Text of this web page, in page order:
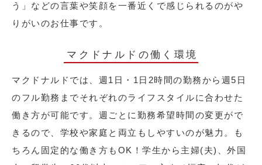
う」などの言葉や笑顔を一番近くで感じられるのがや
りがいのお仕事です。
マクドナルドの働く環境
マクドナルドでは、週1日・1日2時間の勤務から週5日
のフル勤務までそれぞれのライフスタイルに合わせた
働き方が可能です。週ごとに勤務希望時間の変更がで
きるので、学校や家庭と両立もしやすいのが魅力。も
ちろん固定的な働き方もOK！学生から主婦(夫)、外国